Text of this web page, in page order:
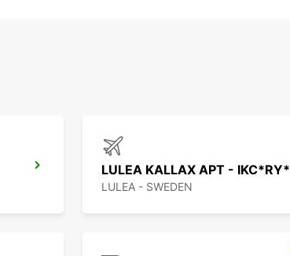
LULEA KALLAX APT - IKC*RY*
LULEA - SWEDEN